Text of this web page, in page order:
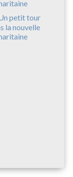
petit tour
la nouvelle